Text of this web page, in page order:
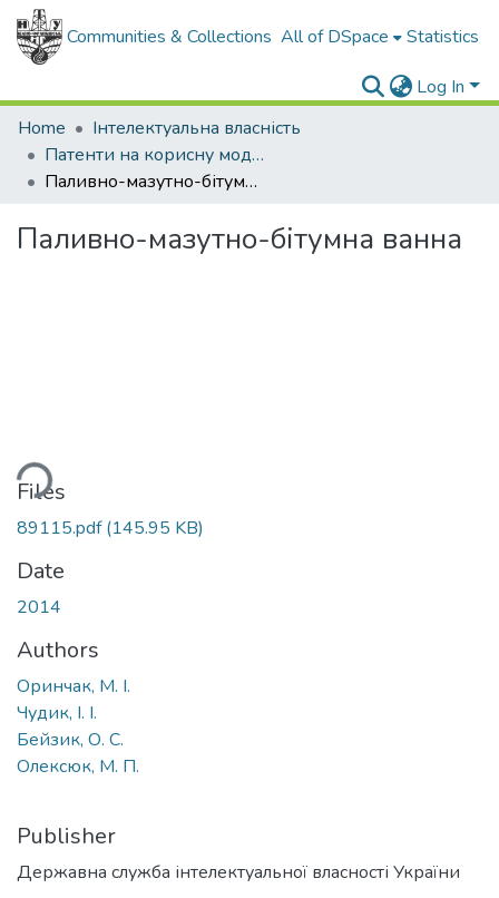
Communities & Collections All of DSpace Statistics
Log In
Home
Інтелектуальна власність
Патенти на корисну модель
Паливно-мазутно-бітумна ванна
Паливно-мазутно-бітумна ванна
Files
89115.pdf(145.95 KB)
Date
2014
Authors
Оринчак, М. І.
Чудик, І. І.
Бейзик, О. С.
Олексюк, М. П.
Publisher
Державна служба інтелектуальної власності України